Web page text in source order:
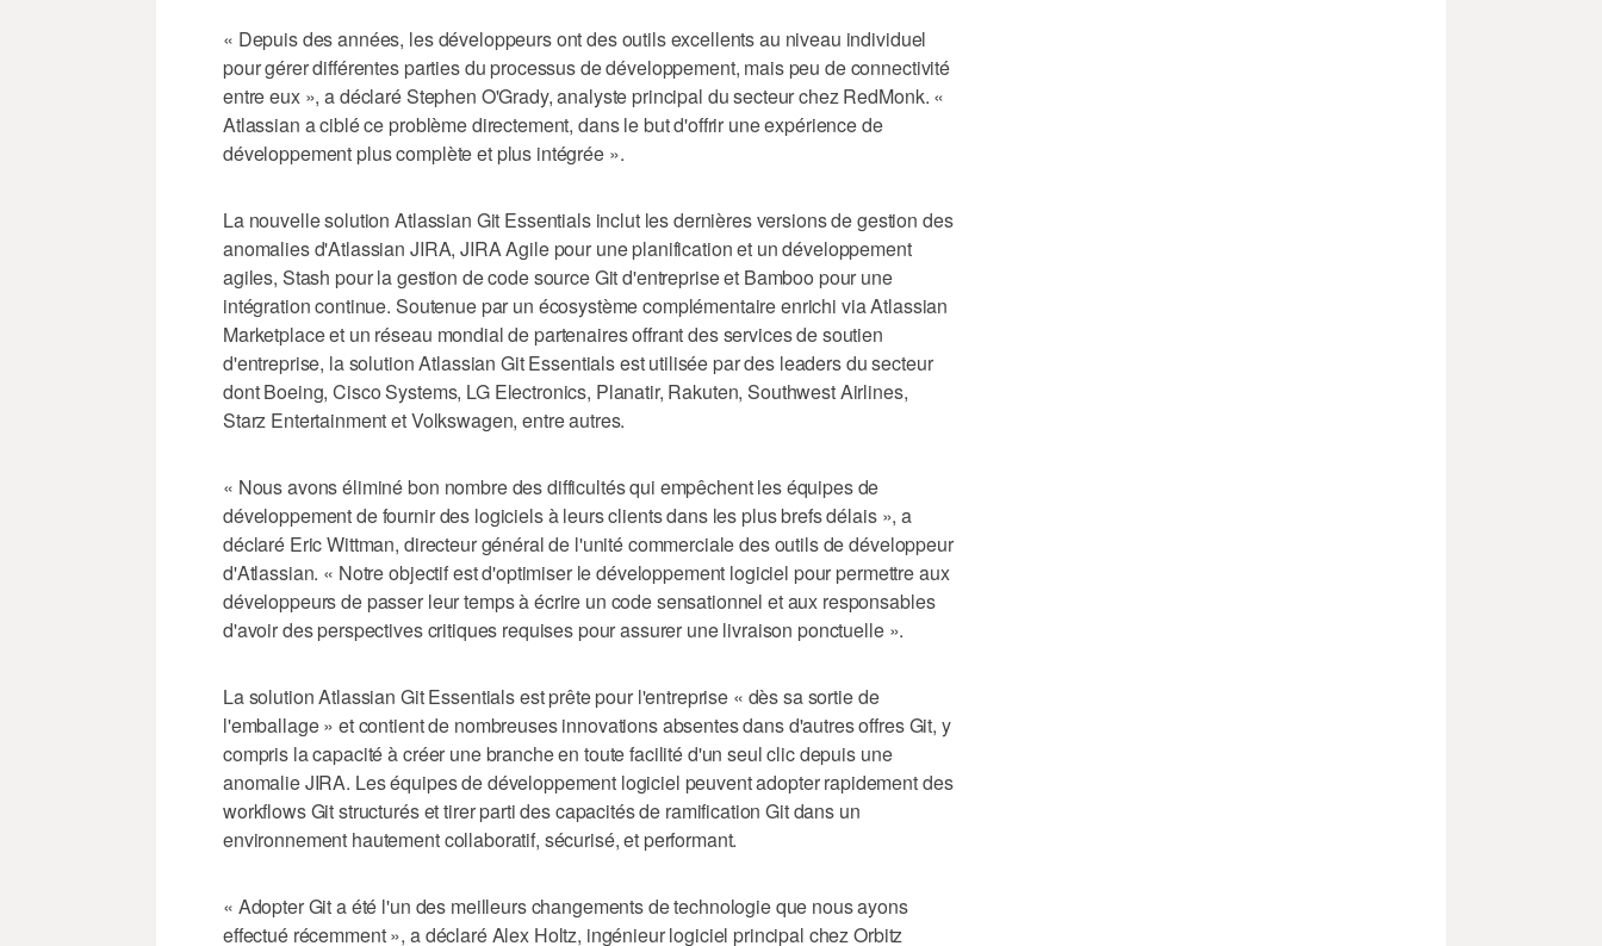
« Depuis des années, les développeurs ont des outils excellents au niveau individuel
pour gérer différentes parties du processus de développement, mais peu de connectivité
entre eux », a déclaré Stephen O'Grady, analyste principal du secteur chez RedMonk. «
Atlassian a ciblé ce problème directement, dans le but d'offrir une expérience de
développement plus complète et plus intégrée ».
La nouvelle solution Atlassian Git Essentials inclut les dernières versions de gestion des
anomalies d'Atlassian JIRA, JIRA Agile pour une planification et un développement
agiles, Stash pour la gestion de code source Git d'entreprise et Bamboo pour une
intégration continue. Soutenue par un écosystème complémentaire enrichi via Atlassian
Marketplace et un réseau mondial de partenaires offrant des services de soutien
d'entreprise, la solution Atlassian Git Essentials est utilisée par des leaders du secteur
dont Boeing, Cisco Systems, LG Electronics, Planatir, Rakuten, Southwest Airlines,
Starz Entertainment et Volkswagen, entre autres.
« Nous avons éliminé bon nombre des difficultés qui empêchent les équipes de
développement de fournir des logiciels à leurs clients dans les plus brefs délais », a
déclaré Eric Wittman, directeur général de l'unité commerciale des outils de développeur
d'Atlassian. « Notre objectif est d'optimiser le développement logiciel pour permettre aux
développeurs de passer leur temps à écrire un code sensationnel et aux responsables
d'avoir des perspectives critiques requises pour assurer une livraison ponctuelle ».
La solution Atlassian Git Essentials est prête pour l'entreprise « dès sa sortie de
l'emballage » et contient de nombreuses innovations absentes dans d'autres offres Git, y
compris la capacité à créer une branche en toute facilité d'un seul clic depuis une
anomalie JIRA. Les équipes de développement logiciel peuvent adopter rapidement des
workflows Git structurés et tirer parti des capacités de ramification Git dans un
environnement hautement collaboratif, sécurisé, et performant.
« Adopter Git a été l'un des meilleurs changements de technologie que nous ayons
effectué récemment », a déclaré Alex Holtz, ingénieur logiciel principal chez Orbitz